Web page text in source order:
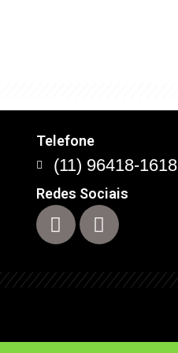
Telefone
(11) 96418-1618
Redes Sociais